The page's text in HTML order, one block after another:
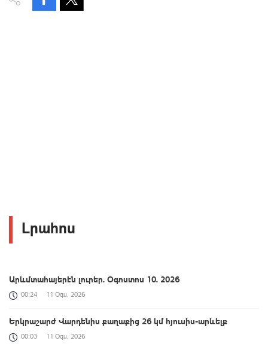
Լրահոս
Արևմտահայերէն լուրեր. Օգոստոս 10. 2026
00:24 11 Օգս, 2026
Երկրաշարժ Վարդենիս քաղաքից 26 կմ հյուսիս-արևելք
00:03 11 Օգս, 2026